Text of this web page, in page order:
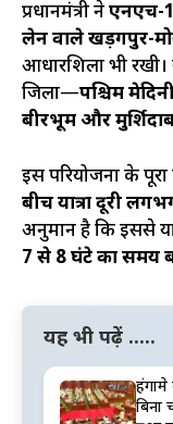
प्रधानमंत्री नेएनएच-
लेन वाले खड़गपुर-
आधारशिला भी रखी।
जिलों—पश्चिम
बीरभूम और
इस परियोजना के
बीच यात्रा दूरी
अनुमान है कि इससे
7 से 8 घंटे का समय
यह भी पढ़ें .....
हंगामे
बिना